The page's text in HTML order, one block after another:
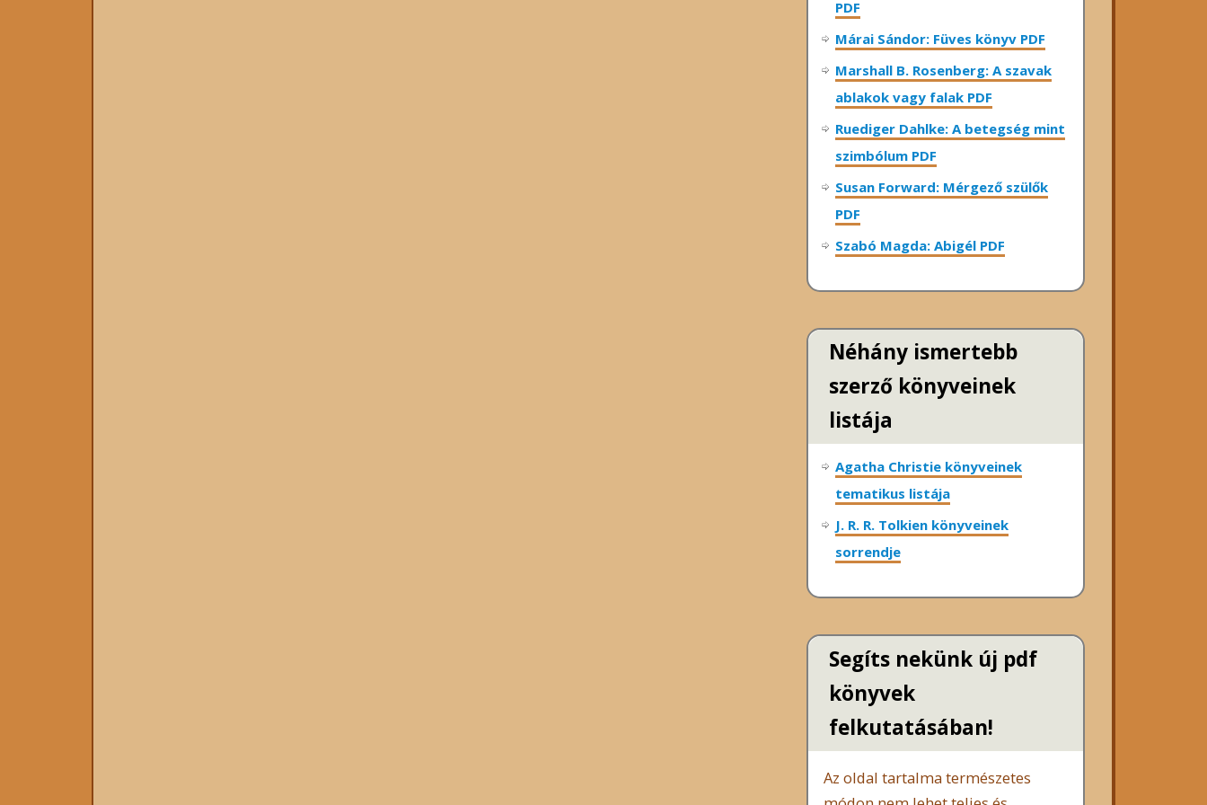
PDF
Márai Sándor: Füves könyv PDF
Marshall B. Rosenberg: A szavak
ablakok vagy falak PDF
Ruediger Dahlke: A betegség mint
szimbólum PDF
Susan Forward: Mérgező szülők
PDF
Szabó Magda: Abigél PDF
Néhány ismertebb
szerző könyveinek
listája
Agatha Christie könyveinek
tematikus listája
J. R. R. Tolkien könyveinek
sorrendje
Segíts nekünk új pdf
könyvek
felkutatásában!
Az oldal tartalma természetes